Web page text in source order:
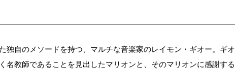
独自のメソードを持つ、マルチな音楽家のレイモン・ギオー。ギオ
名教師であることを見出したマリオンと、そのマリオンに感謝する